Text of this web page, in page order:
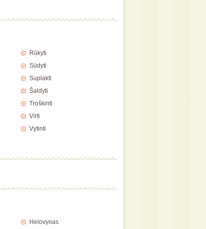
Rūkyti
Sūdyti
Suplakti
Šaldyti
Troškinti
Virti
Vytinti
Helovynas